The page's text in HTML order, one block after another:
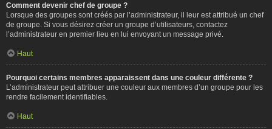
Comment devenir chef de groupe ?
Lorsque des groupes sont créés par l’administrateur, il leur est attribué un chef
de groupe. Si vous désirez créer un groupe d’utilisateurs, contactez
l’administrateur en premier lieu en lui envoyant un message privé.
Haut
Pourquoi certains membres apparaissent dans une couleur différente ?
L’administrateur peut attribuer une couleur aux membres d’un groupe pour les
rendre facilement identifiables.
Haut